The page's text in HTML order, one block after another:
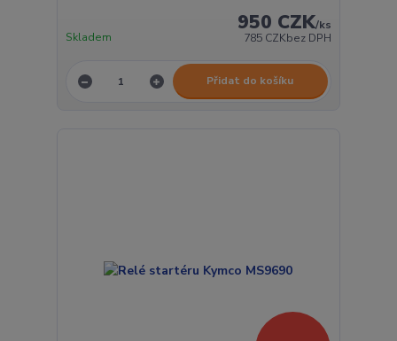
950 CZK/ks
785 CZKbez DPH
Skladem
Přidat do košíku